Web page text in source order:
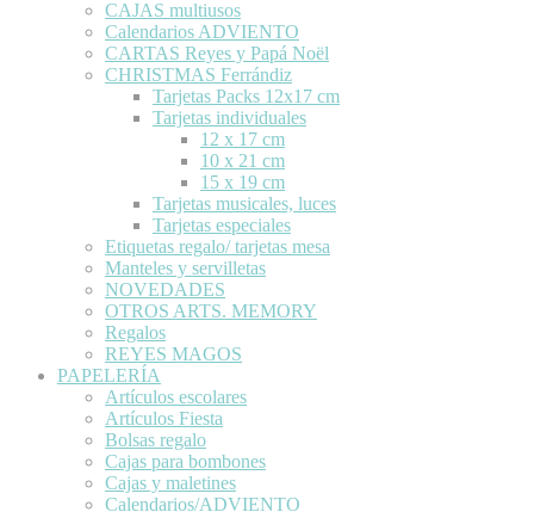
CAJAS multiusos
Calendarios ADVIENTO
CARTAS Reyes y Papá Noël
CHRISTMAS Ferrándiz
Tarjetas Packs 12x17 cm
Tarjetas individuales
12 x 17 cm
10 x 21 cm
15 x 19 cm
Tarjetas musicales, luces
Tarjetas especiales
Etiquetas regalo/ tarjetas mesa
Manteles y servilletas
NOVEDADES
OTROS ARTS. MEMORY
Regalos
REYES MAGOS
PAPELERÍA
Artículos escolares
Artículos Fiesta
Bolsas regalo
Cajas para bombones
Cajas y maletines
Calendarios/ADVIENTO